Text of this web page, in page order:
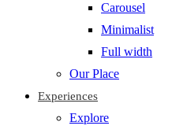
Carousel
Minimalist
Full width
Our Place
Experiences
Explore